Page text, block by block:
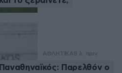
ΑΘΛΗΤΙΚΑ8 λ. πριν
Παναθηναϊκός: Παρελθόν ο